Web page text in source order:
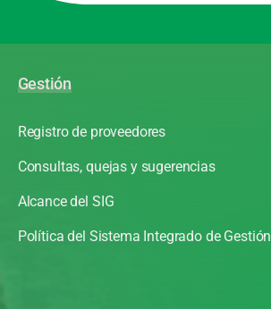
Gestión
Registro de proveedores
Consultas, quejas y sugerencias
Alcance del SIG
Política del Sistema Integrado de Gestión